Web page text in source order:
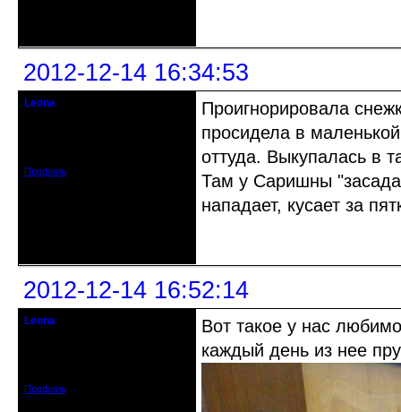
2012-12-14 16:34:53
Leona
Профиль
Проигнорировала
просидела в
оттуда. Выкупалась в
Там у Саришны
нападает, кусает за
2012-12-14 16:52:14
Leona
Профиль
Вот такое у нас
каждый день из нее